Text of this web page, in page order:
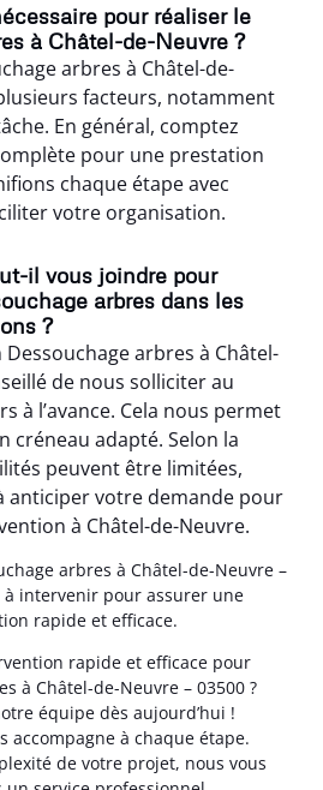
pour réaliser le
à Châtel-de-Neuvre ?
arbres à Châtel-de-
facteurs, notamment
En général, comptez
pour une prestation
chaque étape avec
votre organisation.
il vous joindre pour
arbres dans les
?
Dessouchage arbres à Châtel-
de nous solliciter au
à l’avance. Cela nous permet
créneau adapté. Selon la
peuvent être limitées,
anticiper votre demande pour
à Châtel-de-Neuvre.
arbres à Châtel-de-Neuvre –
à intervenir pour assurer une
rapide et efficace.
rapide et efficace pour
à Châtel-de-Neuvre – 03500 ?
équipe dès aujourd’hui !
accompagne à chaque étape.
de votre projet, nous vous